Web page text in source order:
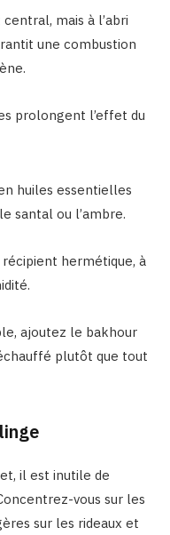
mais à l’abri
une combustion
prolongent l’effet du
huiles essentielles
santal ou l’ambre.
hermétique, à
ajoutez le bakhour
plutôt que tout
il est inutile de
vous sur les
sur les rideaux et